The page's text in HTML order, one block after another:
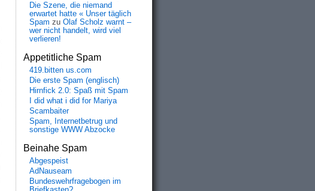
Die Szene, die niemand
erwartet hatte « Unser täglich
Spam zu Olaf Scholz warnt –
wer nicht handelt, wird viel
verlieren!
Appetitliche Spam
419.bitten us.com
Die erste Spam (englisch)
Hirnfick 2.0: Spaß mit Spam
I did what i did for Mariya
Scambaiter
Spam, Internetbetrug und
sonstige WWW Abzocke
Beinahe Spam
Abgespeist
AdNauseam
Bundeswehrfragebogen im